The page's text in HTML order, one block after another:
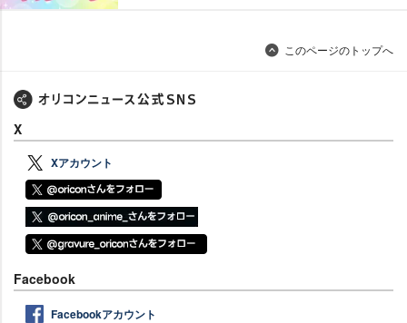
このページのトップへ
X
Xアカウント
Facebook
Facebookアカウント